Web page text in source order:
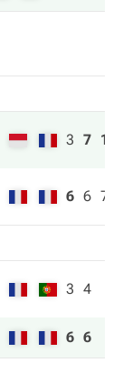
3 7 10
6 6 7
3 4
6 6